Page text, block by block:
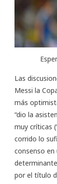
Las
Messi la
más
“dio la
muy críticas
corrido lo
consenso en
por el título